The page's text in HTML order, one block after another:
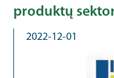
produktų
2022-12-01